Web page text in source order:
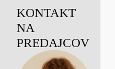
KONTAKT
NA
PREDAJCOV